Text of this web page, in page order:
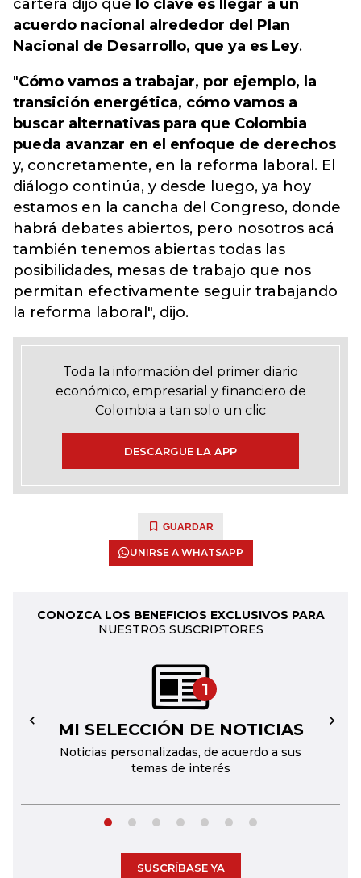
cartera dijo que lo clave es llegar a un
acuerdo nacional alrededor del Plan
Nacional de Desarrollo, que ya es Ley.
"Cómo vamos a trabajar, por ejemplo, la
transición energética, cómo vamos a
buscar alternativas para que Colombia
pueda avanzar en el enfoque de derechos
y, concretamente, en la reforma laboral. El
diálogo continúa, y desde luego, ya hoy
estamos en la cancha del Congreso, donde
habrá debates abiertos, pero nosotros acá
también tenemos abiertas todas las
posibilidades, mesas de trabajo que nos
permitan efectivamente seguir trabajando
la reforma laboral", dijo.
Toda la información del primer diario
económico, empresarial y financiero de
Colombia a tan solo un clic
DESCARGUE LA APP
GUARDAR
UNIRSE A WHATSAPP
CONOZCA LOS BENEFICIOS EXCLUSIVOS PARA
NUESTROS SUSCRIPTORES
1
MI SELECCIÓN DE NOTICIAS
Noticias personalizadas, de acuerdo a sus
temas de interés
← →
SUSCRÍBASE YA